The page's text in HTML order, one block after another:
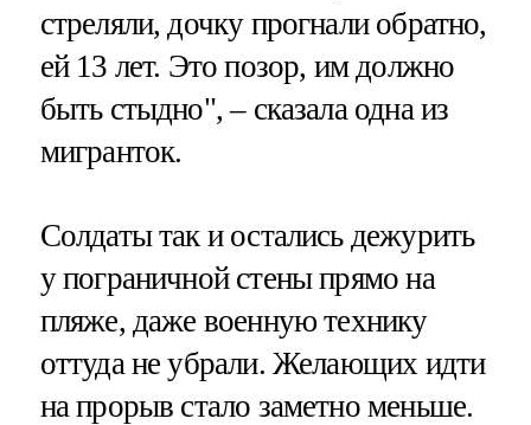
стреляли, дочку прогнали обратно,
ей 13 лет. Это позор, им должно
быть стыдно", – сказала одна из
мигранток.
Солдаты так и остались дежурить
у пограничной стены прямо на
пляже, даже военную технику
оттуда не убрали. Желающих идти
на прорыв стало заметно меньше.